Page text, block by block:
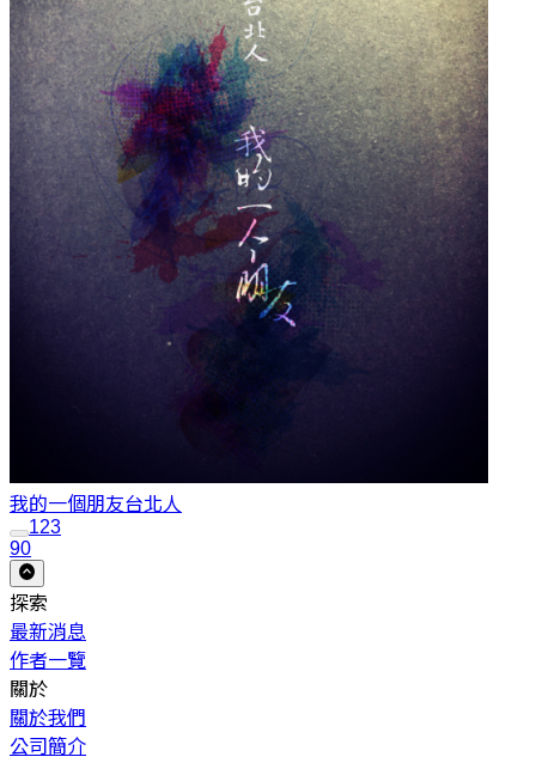
我的一個朋友台北人
123
90
探索
最新消息
作者一覽
關於
關於我們
公司簡介